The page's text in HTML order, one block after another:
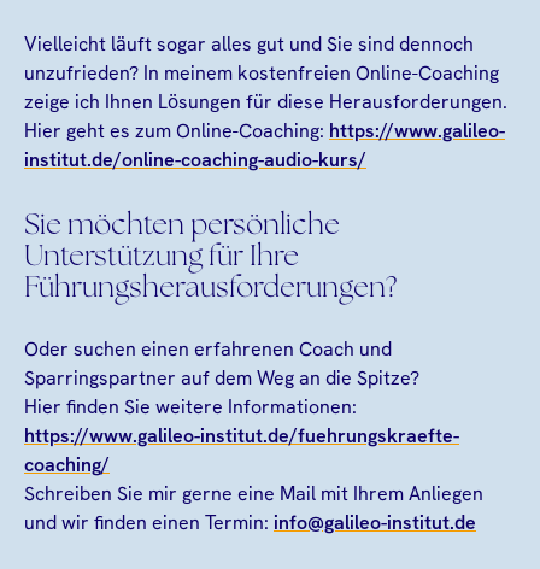
Vielleicht läuft sogar alles gut und Sie sind dennoch
unzufrieden? In meinem kostenfreien Online-Coaching
zeige ich Ihnen Lösungen für diese Herausforderungen.
Hier geht es zum Online-Coaching: https://www.galileo-
institut.de/online-coaching-audio-kurs/
Sie möchten persönliche
Unterstützung für Ihre
Führungsherausforderungen?
Oder suchen einen erfahrenen Coach und
Sparringspartner auf dem Weg an die Spitze?
Hier finden Sie weitere Informationen:
https://www.galileo-institut.de/fuehrungskraefte-
coaching/
Schreiben Sie mir gerne eine Mail mit Ihrem Anliegen
und wir finden einen Termin: info@galileo-institut.de